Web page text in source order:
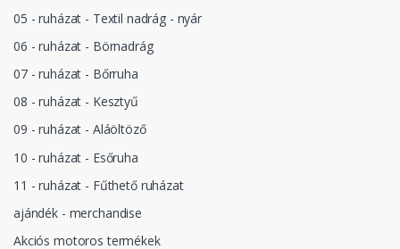
05 - ruházat - Textil nadrág - nyár
06 - ruházat - Börnadrág
07 - ruházat - Bőrruha
08 - ruházat - Kesztyű
09 - ruházat - Aláöltöző
10 - ruházat - Esőruha
11 - ruházat - Fűthető ruházat
ajándék - merchandise
Akciós motoros termékek